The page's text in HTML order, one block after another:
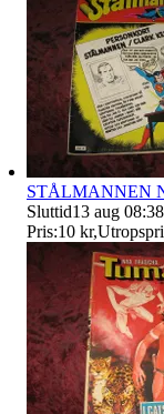
STÅLMANNEN
Sluttid13 aug 08:38
Pris:10 kr,